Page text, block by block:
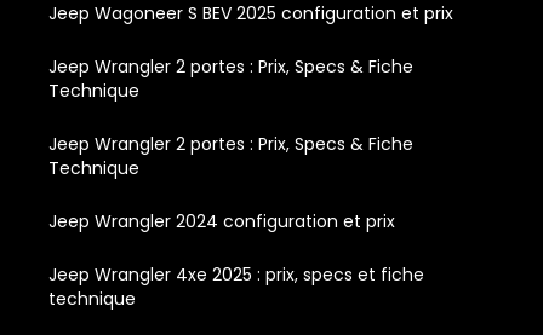
Jeep Wagoneer S BEV 2025 configuration et prix
Jeep Wrangler 2 portes : Prix, Specs & Fiche
Technique
Jeep Wrangler 2 portes : Prix, Specs & Fiche
Technique
Jeep Wrangler 2024 configuration et prix
Jeep Wrangler 4xe 2025 : prix, specs et fiche
technique